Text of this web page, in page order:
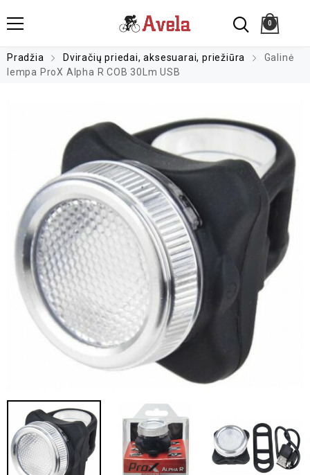
0
Pradžia Dviračių priedai, aksesuarai, priežiūra
Galinė
lempa ProX Alpha R COB 30Lm USB